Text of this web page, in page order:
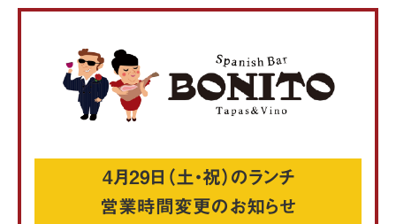
4月29日（土・祝）のランチ
営業時間変更のお知らせ